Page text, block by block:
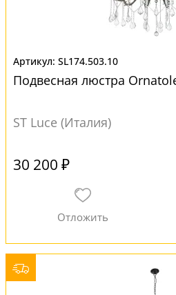
SL174.503.10
Подвесная люстра
ST Luce (Италия)
30 200 ₽